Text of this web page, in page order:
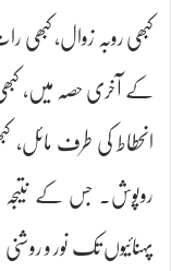
کبھی روبہ زوال،
کے آخری حصہ میں،
انحطاط کی طرف
روپوش۔ جس کے
پہنائیوں تک نور و